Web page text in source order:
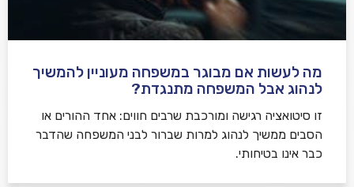
מה לעשות אם מבוגר במשפחה מעוניין להמשיך
לנהוג אבל המשפחה מתנגדת?
זו סיטואציה רגישה ומורכבת שרבים חווים: אחד ההורים או
הסבים ממשיך לנהוג למרות שברור לבני המשפחה שהדבר
כבר אינו בטיחותי.